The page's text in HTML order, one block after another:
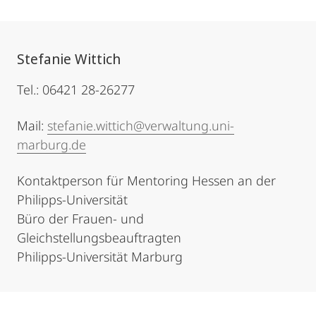
Stefanie Wittich
Tel.: 06421 28-26277
Mail: stefanie.wittich@verwaltung.uni-
marburg.de
Kontaktperson für Mentoring Hessen an der
Philipps-Universität
Büro der Frauen- und
Gleichstellungsbeauftragten
Philipps-Universität Marburg